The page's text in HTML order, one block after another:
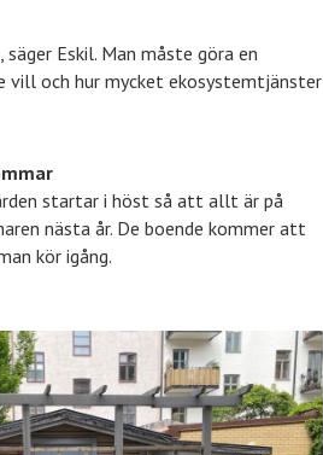
Eskil. Man måste göra en
vill och hur mycket ekosystemtjänster
startar i höst så att allt är på
nästa år. De boende kommer att
kör igång.